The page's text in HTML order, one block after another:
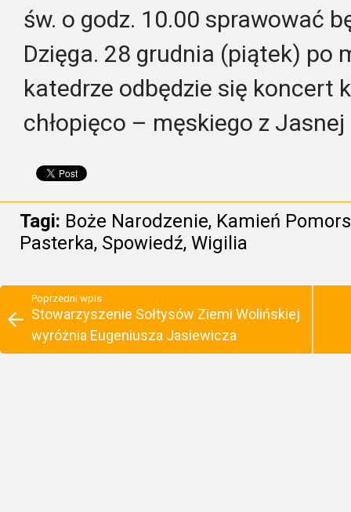
św. o godz. 10.00 sprawować
Dzięga. 28 grudnia (piątek) po
katedrze odbędzie się koncert
chłopięco – męskiego z Jasnej
Tagi: Boże Narodzenie, Kamień
Pasterka, Spowiedź, Wigilia
Poprzedni wpis
Stowarzyszenie Sołtysów Ziemi Wolińskiej
wyróżnia Eugeniusza Jasiewicza